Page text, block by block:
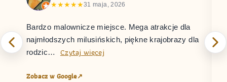
★★★★★31 maja, 2026
Bardzo malownicze miejsce. Mega atrakcje dla
najmłodszych milusińskich, piękne krajobrazy dla
rodzic…
Czytaj więcej
Zobacz w Google↗